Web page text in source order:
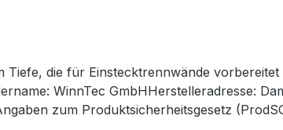
die für Einstecktrennwände vorbereitet
WinnTec GmbHHerstelleradresse:
zum Produktsicherheitsgesetz